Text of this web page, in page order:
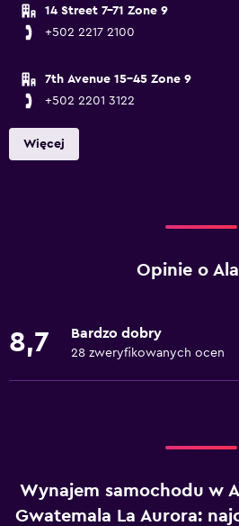
14 Street 7-71 Zone 9
+502 2217 2100
7th Avenue 15-45 Zone 9
+502 2201 3122
Więcej
Opinie o
8,7 Bardzo dobry
28 zweryfikowanych ocen
Wynajem samochodu w
Gwatemala La Aurora: